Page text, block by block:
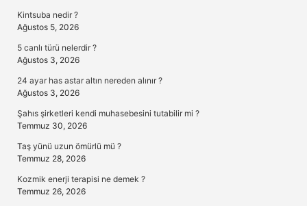
Kintsuba nedir ?
Ağustos 5, 2026
5 canlı türü nelerdir ?
Ağustos 3, 2026
24 ayar has astar altın nereden alınır ?
Ağustos 3, 2026
Şahıs şirketleri kendi muhasebesini tutabilir mi ?
Temmuz 30, 2026
Taş yünü uzun ömürlü mü ?
Temmuz 28, 2026
Kozmik enerji terapisi ne demek ?
Temmuz 26, 2026